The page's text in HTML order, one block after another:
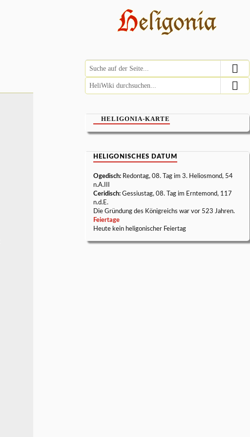
HELIGONIA-KARTE
HELIGONISCHES DATUM
Ogedisch:Redontag, 08. Tag im 3. Heliosmond, 54
n.A.III
Ceridisch:Gessiustag, 08. Tag im Erntemond, 117
n.d.E.
Die Gründung des Königreichs war vor 523 Jahren.
Feiertage
Heute kein heligonischer Feiertag